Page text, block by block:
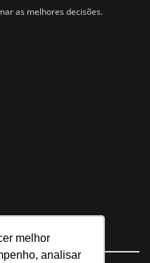
melhor
analisar
as melhores decisões.